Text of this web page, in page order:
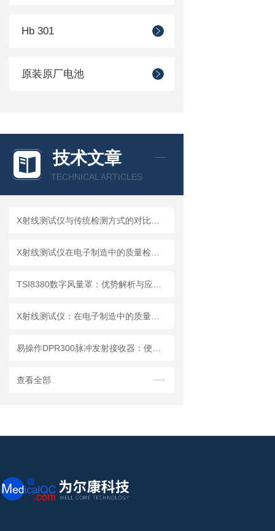
Hb 301
原装原厂电池
技术文章
TECHNICAL ARTICLES
查看全部